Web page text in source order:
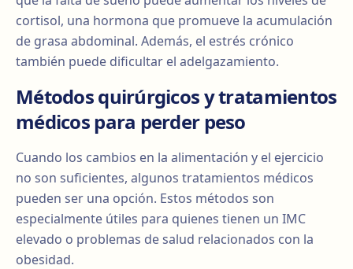
cortisol, una hormona que promueve la acumulación
de grasa abdominal. Además, el estrés crónico
también puede dificultar el adelgazamiento.
Métodos quirúrgicos y tratamientos
médicos para perder peso
Cuando los cambios en la alimentación y el ejercicio
no son suficientes, algunos tratamientos médicos
pueden ser una opción. Estos métodos son
especialmente útiles para quienes tienen un IMC
elevado o problemas de salud relacionados con la
obesidad.